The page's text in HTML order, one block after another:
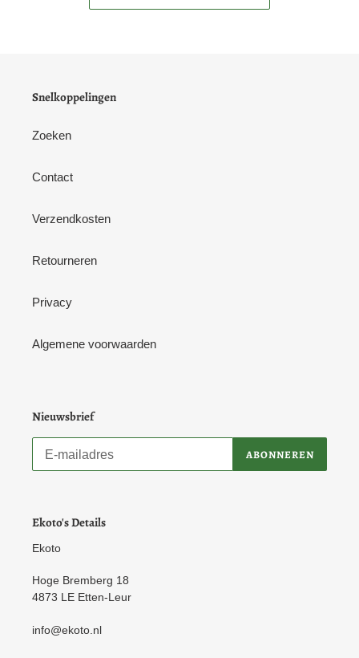
Snelkoppelingen
Zoeken
Contact
Verzendkosten
Retourneren
Privacy
Algemene voorwaarden
Nieuwsbrief
ABONNEREN
Ekoto's Details
Ekoto
Hoge Bremberg 18
4873 LE Etten-Leur
info@ekoto.nl